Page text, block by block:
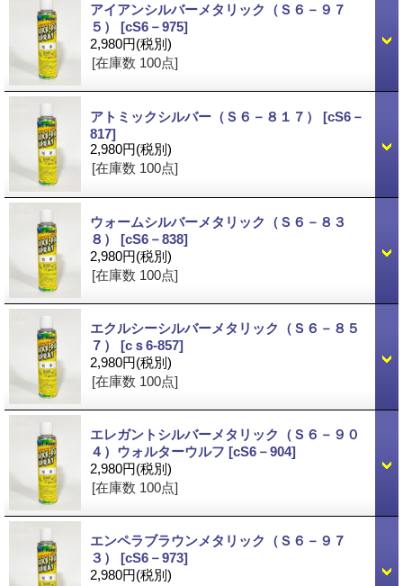
アイアンシルバーメタリック（Ｓ６－９７
５） [cS6－975]
2,980円(税別)
[在庫数 100点]
アトミックシルバー（Ｓ６－８１７） [cS6－
817]
2,980円(税別)
[在庫数 100点]
ウォームシルバーメタリック（Ｓ６－８３
８） [cS6－838]
2,980円(税別)
[在庫数 100点]
エクルシーシルバーメタリック（Ｓ６－８５
７） [cｓ6-857]
2,980円(税別)
[在庫数 100点]
エレガントシルバーメタリック（Ｓ６－９０
４）ウォルターウルフ [cS6－904]
2,980円(税別)
[在庫数 100点]
エンペラブラウンメタリック（Ｓ６－９７
３） [cS6－973]
2,980円(税別)